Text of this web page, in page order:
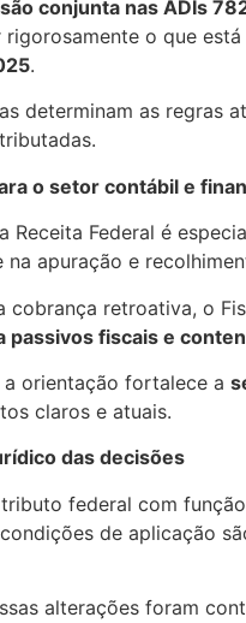
conjunta nas ADIs
rigorosamente o que
.
determinam as regras
o setor contábil e
Receita Federal é
na apuração e
cobrança retroativa, o
passivos fiscais e
a orientação fortalece a
claros e atuais.
das decisões
tributo federal com
de aplicação
alterações foram